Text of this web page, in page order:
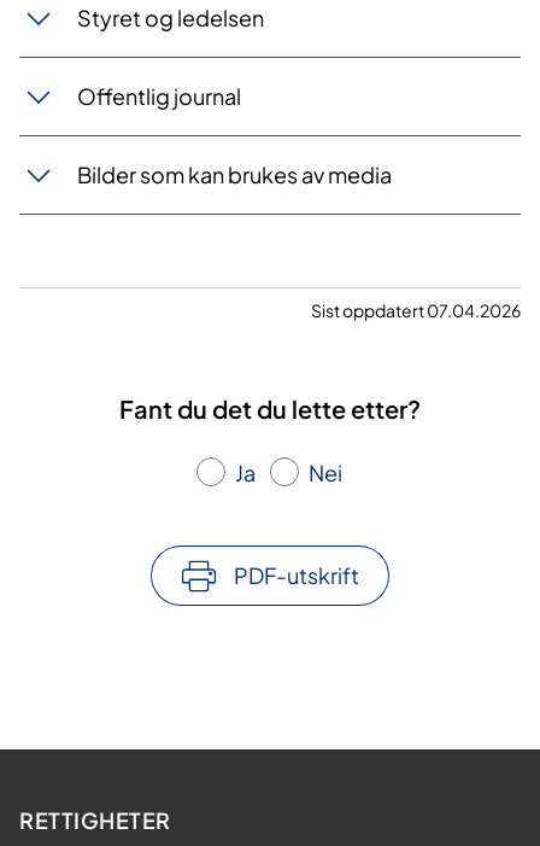
Styret og ledelsen
Offentli​g journal​
Bilder som kan brukes av media
Sist oppdatert 07.04.2026
Fant du det du lette etter?
Ja Nei
PDF-utskrift
RETTIGHETER